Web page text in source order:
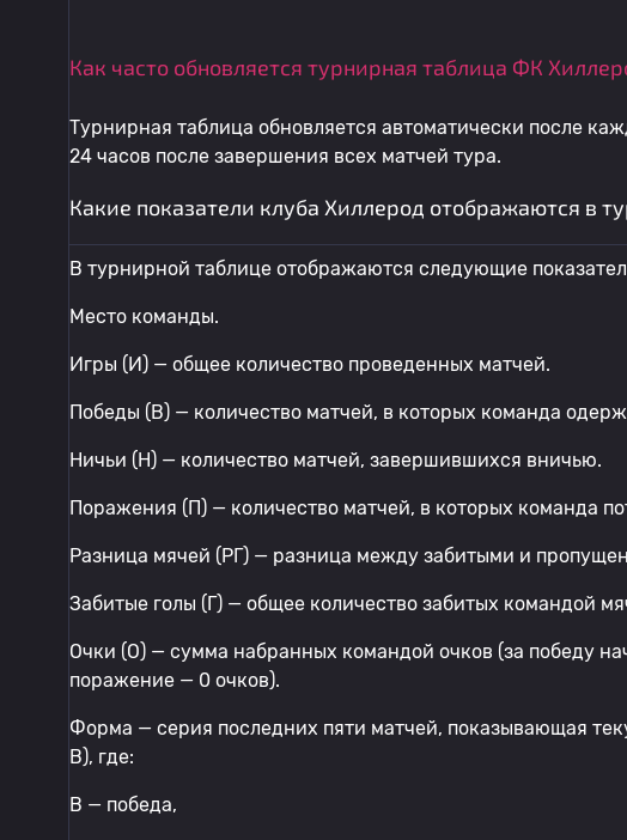
Как часто обновляется турнирная таблица ФК
Турнирная таблица обновляется автоматически после
24 часов после завершения всех матчей тура.
Какие показатели клуба Хиллерод отображаются в
В турнирной таблице отображаются следующие
Место команды.
Игры (И) — общее количество проведенных матчей.
Победы (В) — количество матчей, в которых команда
Ничьи (Н) — количество матчей, завершившихся вничью.
Поражения (П) — количество матчей, в которых команда
Разница мячей (РГ) — разница между забитыми и
Забитые голы (Г) — общее количество забитых командой
Очки (О) — сумма набранных командой очков (за победу
поражение — 0 очков).
Форма — серия последних пяти матчей, показывающая
В), где:
В — победа,